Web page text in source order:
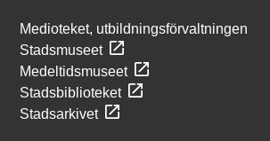
Medioteket, utbildningsförvaltningen
Stadsmuseet
Medeltidsmuseet
Stadsbiblioteket
Stadsarkivet